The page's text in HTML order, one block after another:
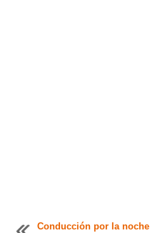
Conducción por la noche